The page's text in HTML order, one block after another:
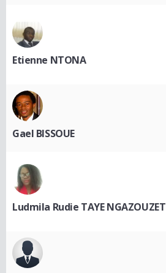
Etienne NTONA
Gael BISSOUE
Ludmila Rudie TAYE NGAZOUZET